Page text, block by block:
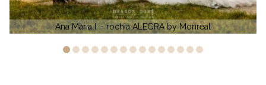
by Monreal Ema G. - Catherine by